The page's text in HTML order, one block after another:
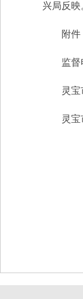
兴局反
附件
监督
灵宝
灵宝